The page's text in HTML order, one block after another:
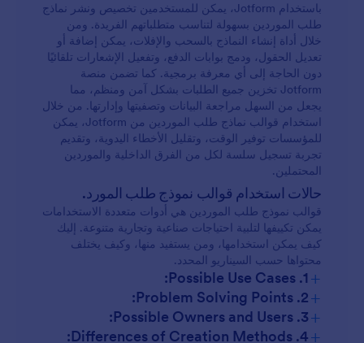
باستخدام Jotform، يمكن للمستخدمين تخصيص ونشر نماذج
طلب الموردين بسهولة لتناسب متطلباتهم الفريدة. ومن
خلال أداة إنشاء النماذج بالسحب والإفلات، يمكن إضافة أو
تعديل الحقول، ودمج بوابات الدفع، وتفعيل الإشعارات تلقائيًا
دون الحاجة إلى أي معرفة برمجية. كما تضمن منصة
Jotform تخزين جميع الطلبات بشكل آمن ومنظم، مما
يجعل من السهل مراجعة البيانات وتصفيتها وإدارتها. من خلال
استخدام قوالب نماذج طلب الموردين من Jotform، يمكن
للمؤسسات توفير الوقت، وتقليل الأخطاء اليدوية، وتقديم
تجربة تسجيل سلسة لكل من الفرق الداخلية والموردين
المحتملين.
حالات استخدام قوالب نموذج طلب المورد.
قوالب نموذج طلب الموردين هي أدوات متعددة الاستخدامات
يمكن تكييفها لتلبية احتياجات صناعية وتجارية متنوعة. إليك
كيف يمكن استخدامها، ومن يستفيد منها، وكيف يختلف
محتواها حسب السيناريو المحدد.
+
1. Possible Use Cases:
إعداد الموردين الجدد: +
2. Problem Solving Points:
+
3. Possible Owners and Users:
+
4. Differences of Creation Methods: